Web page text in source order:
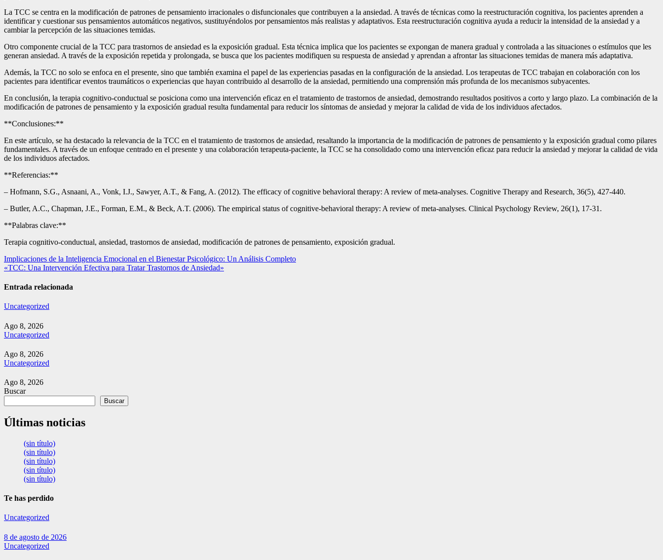
La TCC se centra en la modificación de patrones de pensamiento irracionales o disfuncionales que contribuyen a la ansiedad. A través de técnicas como la reestructuración cognitiva, los pacientes aprenden a
identificar y cuestionar sus pensamientos automáticos negativos, sustituyéndolos por pensamientos más realistas y adaptativos. Esta reestructuración cognitiva ayuda a reducir la intensidad de la ansiedad y a
cambiar la percepción de las situaciones temidas.
Otro componente crucial de la TCC para trastornos de ansiedad es la exposición gradual. Esta técnica implica que los pacientes se expongan de manera gradual y controlada a las situaciones o estímulos que les
generan ansiedad. A través de la exposición repetida y prolongada, se busca que los pacientes modifiquen su respuesta de ansiedad y aprendan a afrontar las situaciones temidas de manera más adaptativa.
Además, la TCC no solo se enfoca en el presente, sino que también examina el papel de las experiencias pasadas en la configuración de la ansiedad. Los terapeutas de TCC trabajan en colaboración con los
pacientes para identificar eventos traumáticos o experiencias que hayan contribuido al desarrollo de la ansiedad, permitiendo una comprensión más profunda de los mecanismos subyacentes.
En conclusión, la terapia cognitivo-conductual se posiciona como una intervención eficaz en el tratamiento de trastornos de ansiedad, demostrando resultados positivos a corto y largo plazo. La combinación de la
modificación de patrones de pensamiento y la exposición gradual resulta fundamental para reducir los síntomas de ansiedad y mejorar la calidad de vida de los individuos afectados.
**Conclusiones:**
En este artículo, se ha destacado la relevancia de la TCC en el tratamiento de trastornos de ansiedad, resaltando la importancia de la modificación de patrones de pensamiento y la exposición gradual como pilares
fundamentales. A través de un enfoque centrado en el presente y una colaboración terapeuta-paciente, la TCC se ha consolidado como una intervención eficaz para reducir la ansiedad y mejorar la calidad de vida
de los individuos afectados.
**Referencias:**
– Hofmann, S.G., Asnaani, A., Vonk, I.J., Sawyer, A.T., & Fang, A. (2012). The efficacy of cognitive behavioral therapy: A review of meta-analyses. Cognitive Therapy and Research, 36(5), 427-440.
– Butler, A.C., Chapman, J.E., Forman, E.M., & Beck, A.T. (2006). The empirical status of cognitive-behavioral therapy: A review of meta-analyses. Clinical Psychology Review, 26(1), 17-31.
**Palabras clave:**
Terapia cognitivo-conductual, ansiedad, trastornos de ansiedad, modificación de patrones de pensamiento, exposición gradual.
Navegación
de
entradas
Implicaciones de la Inteligencia Emocional en el Bienestar Psicológico: Un Análisis Completo
«TCC: Una Intervención Efectiva para Tratar Trastornos de Ansiedad»
Entrada relacionada
Uncategorized
Ago 8, 2026
Uncategorized
Ago 8, 2026
Uncategorized
Ago 8, 2026
Buscar
Buscar
Últimas noticias
(sin título)
(sin título)
(sin título)
(sin título)
(sin título)
Te has perdido
Uncategorized
8 de agosto de 2026
Uncategorized